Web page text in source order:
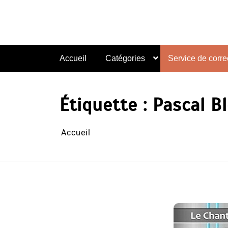
Accueil Catégories Service de
Étiquette : Pascal
Accueil